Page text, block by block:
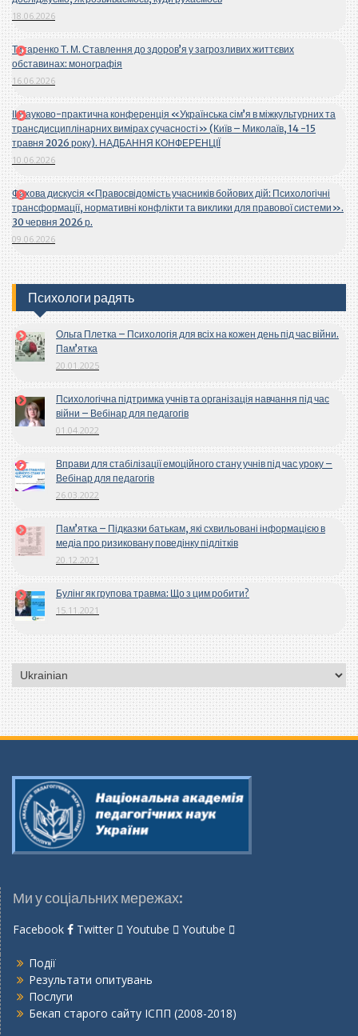
18.06.2026
Титаренко Т. М. Ставлення до здоров’я у загрозливих життєвих
обставинах: монографія
16.06.2026
ІІ Науково-практична конференція «Українська сім’я в міжкультурних та
трансдисциплінарних вимірах сучасності» (Київ – Миколаїв, 14 -15
травня 2026 року). НАДБАННЯ КОНФЕРЕНЦІЇ
10.06.2026
Фахова дискусія «Правосвідомість учасників бойових дій: Психологічні
трансформації, нормативні конфлікти та виклики для правової системи».
30 червня 2026 р.
09.06.2026
Психологи радять
Ольга Плетка – Психологія для всіх на кожен день під час війни.
Пам’ятка
20.01.2025
Психологічна підтримка учнів та організація навчання під час
війни – Вебінар для педагогів
01.04.2022
Вправи для стабілізації емоційного стану учнів під час уроку –
Вебінар для педагогів
26.03.2022
Пам’ятка – Підказки батькам, які схвильовані інформацією в
медіа про ризиковану поведінку підлітків
20.12.2021
Булінг як групова травма: Що з цим робити?
15.11.2021
Вибрати
мову
Ми у соціальних мережах:
Facebook Twitter Youtube Youtube
Події
Результати опитувань
Послуги
Бекап старого сайту ІСПП (2008-2018)